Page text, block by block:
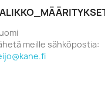
meille sähköpostia: